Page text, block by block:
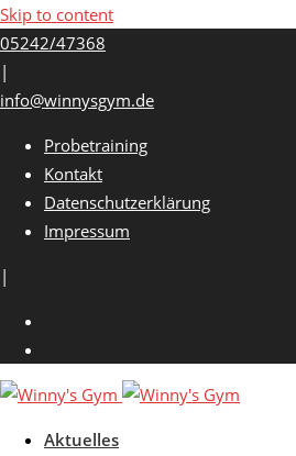
Skip to content
05242/47368
|
info@winnysgym.de
Probetraining
Kontakt
Datenschutzerklärung
Impressum
|
Aktuelles